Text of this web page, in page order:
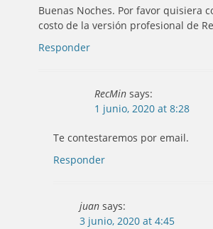
Buenas Noches. Por favor quisiera
costo de la versión profesional de
Responder
RecMin says:
1 junio, 2020 at 8:28
Te contestaremos por email.
Responder
juan says:
3 junio, 2020 at 4:45